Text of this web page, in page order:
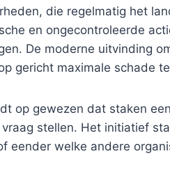
die regelmatig het
en ongecontroleerde
De moderne uitvinding
gericht maximale schade
op gewezen dat staken
stellen. Het initiatief
eender welke andere